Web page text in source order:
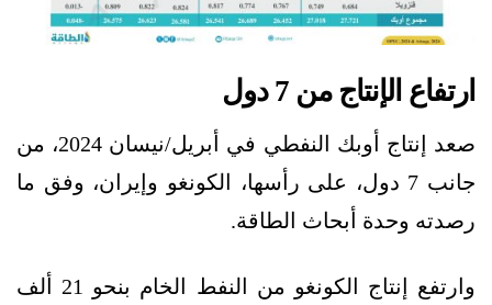
ارتفاع الإنتاج من 7 دول
صعد إنتاج أوبك النفطي في أبريل/نيسان 2024، من
جانب 7 دول، على رأسها، الكونغو وإيران، وفق ما
رصدته وحدة أبحاث الطاقة.
وارتفع إنتاج الكونغو من النفط الخام بنحو 21 ألف